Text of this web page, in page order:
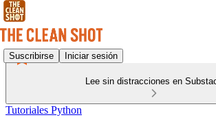
Suscribirse Iniciar sesión
Lee sin distracciones en
Tutoriales Python